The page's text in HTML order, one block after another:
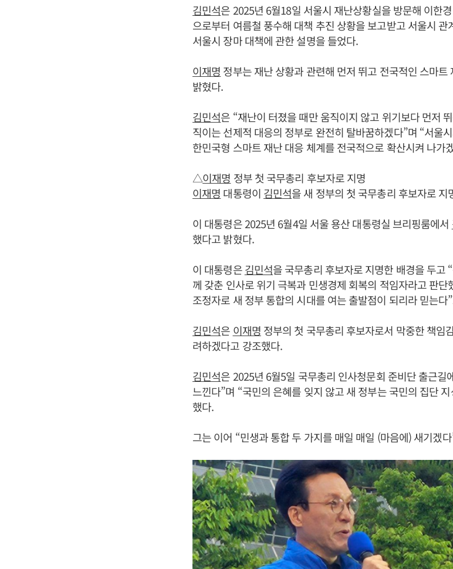
김민석은 2025년 6월18일 서울시 재난상황실을 방문해 이한
으로부터 여름철 풍수해 대책 추진 상황을 보고받고 서울시
서울시 장마 대책에 관한 설명을 들었다.
이재명 정부는 재난 상황과 관련해 먼저 뛰고 전국적인 스마
밝혔다.
김민석은 “재난이 터졌을 때만 움직이지 않고 위기보다 먼저
직이는 선제적 대응의 정부로 완전히 탈바꿈하겠다”며 “서울
한민국형 스마트 재난 대응 체계를 전국적으로 확산시켜 나가
△이재명 정부 첫 국무총리 후보자로 지명
이재명 대통령이 김민석을 새 정부의 첫 국무총리 후보자로 지
이 대통령은 2025년 6월4일 서울 용산 대통령실 브리핑룸에서
했다고 밝혔다.
이 대통령은김민석을 국무총리 후보자로 지명한 배경을 두고
께 갖춘 인사로 위기 극복과 민생경제 회복의 적임자라고 판
조정자로 새 정부 통합의 시대를 여는 출발점이 되리라 믿는다
김민석은 이재명 정부의 첫 국무총리 후보자로서 막중한 책임
려하겠다고 강조했다.
김민석은 2025년 6월5일 국무총리 인사청문회 준비단 출근길
느낀다”며 “국민의 은혜를 잊지 않고 새 정부는 국민의 집단
했다.
그는 이어 “민생과 통합 두 가지를 매일 매일 (마음에) 새기겠